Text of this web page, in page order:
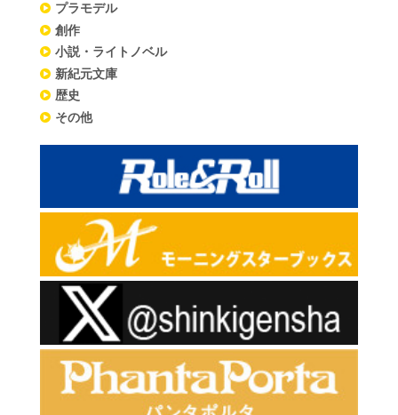
プラモデル
創作
小説・ライトノベル
新紀元文庫
歴史
その他